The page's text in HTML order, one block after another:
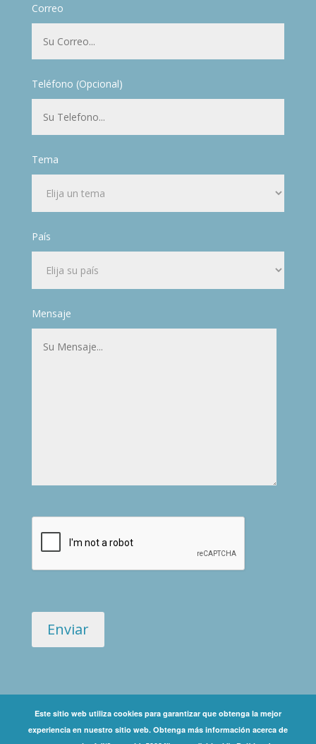
Correo
Teléfono (Opcional)
Tema
País
Mensaje
Este sitio web utiliza cookies para garantizar que obtenga la mejor
experiencia en nuestro sitio web. Obtenga más información acerca de